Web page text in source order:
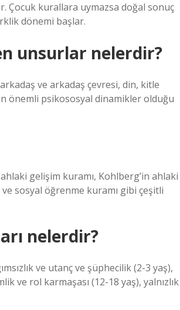
Çocuk kurallara uymazsa doğal sonuç
dönemi başlar.
unsurlar nelerdir?
ve arkadaş çevresi, din, kitle
önemli psikososyal dinamikler olduğu
gelişim kuramı, Kohlberg’in ahlaki
sosyal öğrenme kuramı gibi çeşitli
nelerdir?
ve utanç ve şüphecilik (2-3 yaş),
ve rol karmaşası (12-18 yaş), yalnızlık